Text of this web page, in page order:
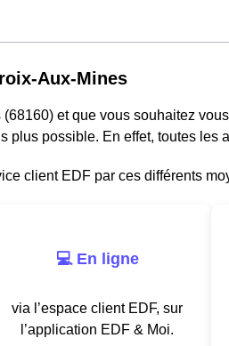
Aux-Mines
et que vous souhaitez
plus possible. En effet, toutes les
client EDF par ces différents
💻 En ligne
via l’espace client EDF, sur
l’application EDF & Moi.